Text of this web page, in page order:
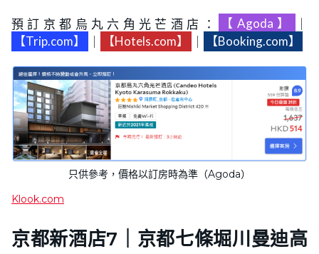
預訂京都烏丸六角光芒酒店： 【Agoda】
【Trip.com】
【Hotels.com】 【Booking.com】
只供參考，價格以訂房時為準（Agoda）
Klook.com
京都新酒店7｜京都七條堀川曼迪高